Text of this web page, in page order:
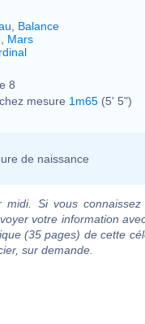
Balance
Mars
8
mesure 1m65 (5' 5")
de naissance
Si vous
votre information
(35 pages) de cette
sur demande.